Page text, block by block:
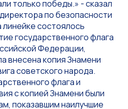
только победы.» - сказал
по безопасности
состоялось
государственного флага
Федерации,
внесена копия Знамени
советского народа.
флага и
с копией Знамени были
показавшим наилучшие